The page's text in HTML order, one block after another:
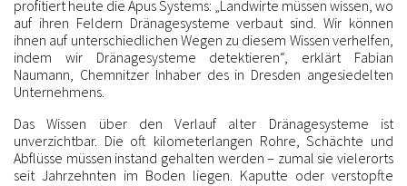
profitiert heute die Apus Systems: „Landwirte müssen wissen, wo
auf ihren Feldern Dränagesysteme verbaut sind. Wir können
ihnen auf unterschiedlichen Wegen zu diesem Wissen verhelfen,
indem wir Dränagesysteme detektieren“, erklärt Fabian
Naumann, Chemnitzer Inhaber des in Dresden angesiedelten
Unternehmens.
Das Wissen über den Verlauf alter Dränagesysteme ist
unverzichtbar. Die oft kilometerlangen Rohre, Schächte und
Abflüsse müssen instand gehalten werden – zumal sie vielerorts
seit Jahrzehnten im Boden liegen. Kaputte oder verstopfte